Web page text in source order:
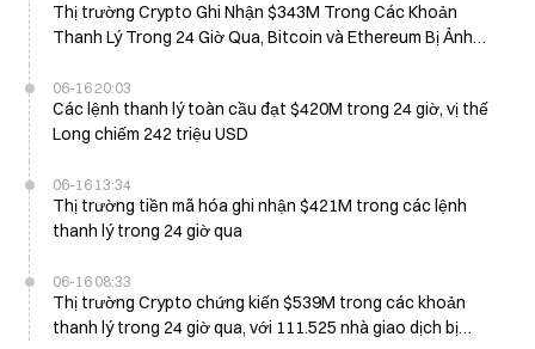
Thị trường Crypto Ghi Nhận $343M Trong Các Khoản
Thanh Lý Trong 24 Giờ Qua, Bitcoin và Ethereum Bị Ảnh
06-16 20:03
Các lệnh thanh lý toàn cầu đạt $420M trong 24 giờ, vị thế
Long chiếm 242 triệu USD
06-16 13:34
Thị trường tiền mã hóa ghi nhận $421M trong các lệnh
thanh lý trong 24 giờ qua
06-16 08:33
Thị trường Crypto chứng kiến $539M trong các khoản
thanh lý trong 24 giờ qua, với 111.525 nhà giao dịch bị